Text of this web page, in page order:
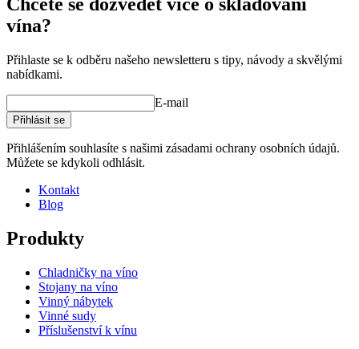
vína?
Přihlaste se k odběru našeho newsletteru s tipy, návody a skvělými
nabídkami.
E-mail
Přihlásit se
Přihlášením souhlasíte s našimi zásadami ochrany osobních údajů.
Můžete se kdykoli odhlásit.
Kontakt
Blog
Produkty
Chladničky na víno
Stojany na víno
Vinný nábytek
Vinné sudy
Příslušenství k vínu